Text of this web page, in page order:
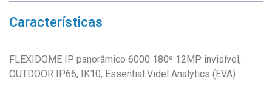
Características
FLEXIDOME IP panorâmico 6000 180º 12MP invisível,
OUTDOOR IP66, IK10, Essential Videl Analytics (EVA)